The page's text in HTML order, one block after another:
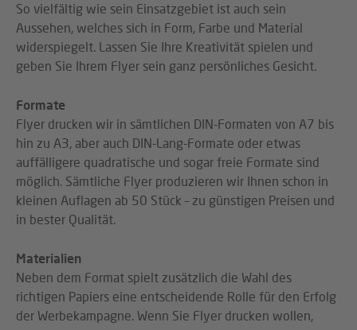
So vielfältig wie sein Einsatzgebiet ist auch sein
Aussehen, welches sich in Form, Farbe und Material
widerspiegelt. Lassen Sie Ihre Kreativität spielen und
geben Sie Ihrem Flyer sein ganz persönliches Gesicht.
Formate
Flyer drucken wir in sämtlichen DIN-Formaten von A7 bis
hin zu A3, aber auch DIN-Lang-Formate oder etwas
auffälligere quadratische und sogar freie Formate sind
möglich. Sämtliche Flyer produzieren wir Ihnen schon in
kleinen Auflagen ab 50 Stück – zu günstigen Preisen und
in bester Qualität.
Materialien
Neben dem Format spielt zusätzlich die Wahl des
richtigen Papiers eine entscheidende Rolle für den Erfolg
der Werbekampagne. Wenn Sie Flyer drucken wollen,